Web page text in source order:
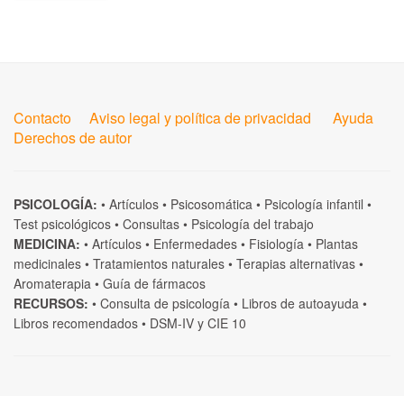
Contacto Aviso legal y política de privacidad
Ayuda
Derechos de autor
PSICOLOGÍA: • Artículos • Psicosomática • Psicología infantil •
Test psicológicos • Consultas • Psicología del trabajo
MEDICINA: • Artículos • Enfermedades • Fisiología • Plantas
medicinales • Tratamientos naturales • Terapias alternativas •
Aromaterapia • Guía de fármacos
RECURSOS: • Consulta de psicología • Libros de autoayuda •
Libros recomendados • DSM-IV y CIE 10